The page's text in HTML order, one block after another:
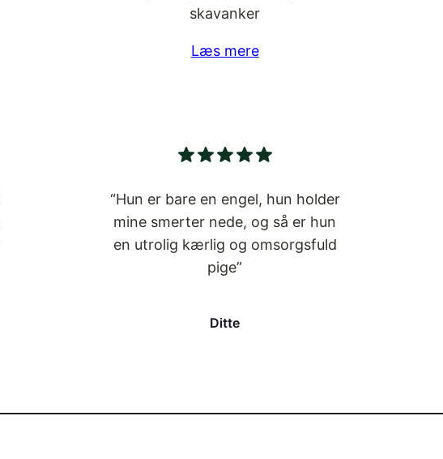
skavanker
Læs mere
“Hun er bare en engel, hun holder
mine smerter nede, og så er hun
en utrolig kærlig og omsorgsfuld
pige”
Ditte